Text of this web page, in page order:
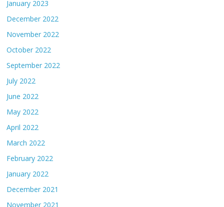
January 2023
December 2022
November 2022
October 2022
September 2022
July 2022
June 2022
May 2022
April 2022
March 2022
February 2022
January 2022
December 2021
November 2021